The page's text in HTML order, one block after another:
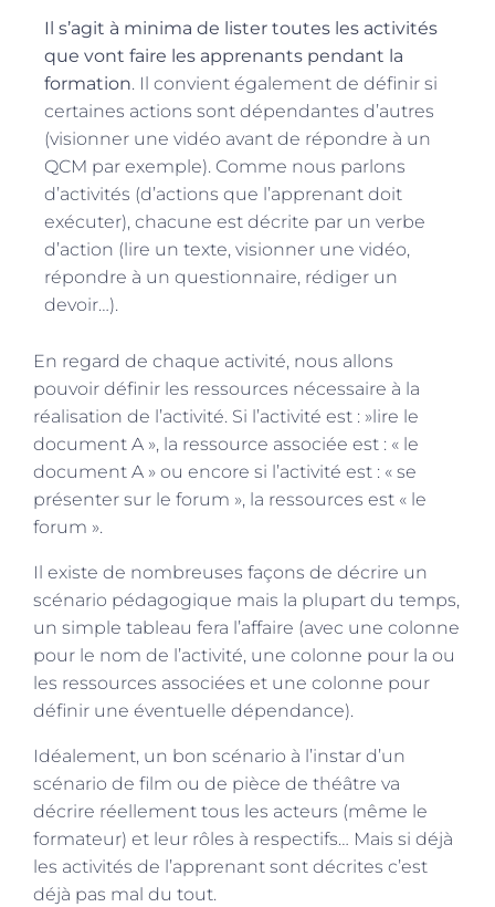
Il s’agit à minima de lister toutes les activités
que vont faire les apprenants pendant la
formation. Il convient également de définir si
certaines actions sont dépendantes d’autres
(visionner une vidéo avant de répondre à un
QCM par exemple). Comme nous parlons
d’activités (d’actions que l’apprenant doit
exécuter), chacune est décrite par un verbe
d’action (lire un texte, visionner une vidéo,
répondre à un questionnaire, rédiger un
devoir…).
En regard de chaque activité, nous allons
pouvoir définir les ressources nécessaire à la
réalisation de l’activité. Si l’activité est : »lire le
document A », la ressource associée est : « le
document A » ou encore si l’activité est : « se
présenter sur le forum », la ressources est « le
forum ».
Il existe de nombreuses façons de décrire un
scénario pédagogique mais la plupart du temps,
un simple tableau fera l’affaire (avec une colonne
pour le nom de l’activité, une colonne pour la ou
les ressources associées et une colonne pour
définir une éventuelle dépendance).
Idéalement, un bon scénario à l’instar d’un
scénario de film ou de pièce de théâtre va
décrire réellement tous les acteurs (même le
formateur) et leur rôles à respectifs… Mais si déjà
les activités de l’apprenant sont décrites c’est
déjà pas mal du tout.